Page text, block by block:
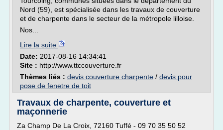
Nord (59), est spécialisée dans les travaux de couverture
et de charpente dans le secteur de la métropole lilloise.
Nos...
Lire la suite
Date: 2017-08-16 14:34:41
Site : http://www.ttccouverture.fr
Thèmes liés : devis couverture charpente / devis pour
pose de fenetre de toit
Travaux de charpente, couverture et
maçonnerie
Za Champ De La Croix, 72160 Tuffé - 09 70 35 50 52